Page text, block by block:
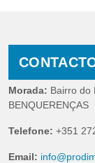
Morada: Bairro do
BENQUERENÇAS
Telefone: +351
Email: